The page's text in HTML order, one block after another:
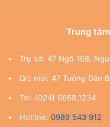
Trung
Trụ sở: 47 Ngõ 168,
D/c mới: 47 Tưởng Dân
Tel: (024) 6668.1234
Hotline: 0989 543 912